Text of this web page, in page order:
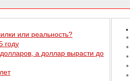
или реальность?
году
а доллар вырасти до
*
*
*
*
*